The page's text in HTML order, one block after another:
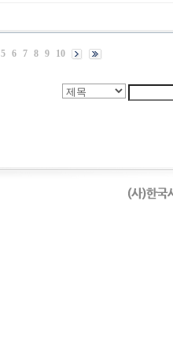
5 6 7 8 9 10